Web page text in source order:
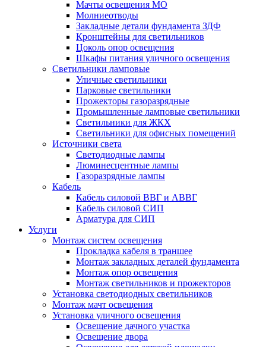
Мачты освещения МО
Молниеотводы
Закладные детали фундамента ЗДФ
Кронштейны для светильников
Цоколь опор освещения
Шкафы питания уличного освещения
Светильники ламповые
Уличные светильники
Парковые светильники
Прожекторы газоразрядные
Промышленные ламповые светильники
Светильники для ЖКХ
Светильники для офисных помещений
Источники света
Светодиодные лампы
Люминесцентные лампы
Газоразрядные лампы
Кабель
Кабель силовой ВВГ и АВВГ
Кабель силовой СИП
Арматура для СИП
Услуги
Монтаж систем освещения
Прокладка кабеля в траншее
Монтаж закладных деталей фундамента
Монтаж опор освещения
Монтаж светильников и прожекторов
Установка светодиодных светильников
Монтаж мачт освещения
Установка уличного освещения
Освещение дачного участка
Освещение двора